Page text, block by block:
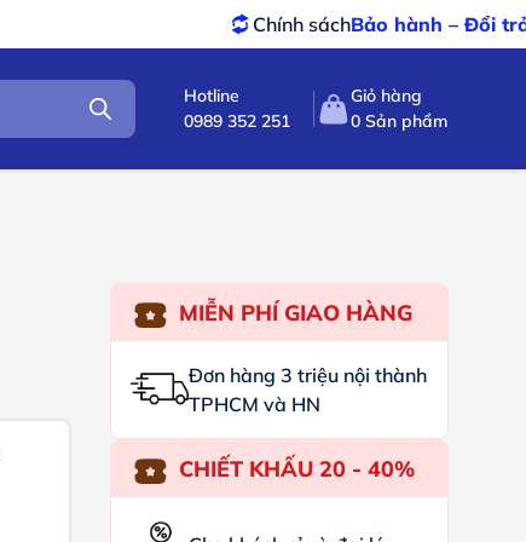
Bảo hành – Đổi trảtốt nhất
Hotline
0989 352 251
Giỏ hàng
0 Sản phẩm
MIỄN PHÍ GIAO HÀNG
Đơn hàng 3 triệu nội thành
TPHCM và HN
CHIẾT KHẤU 20 - 40%